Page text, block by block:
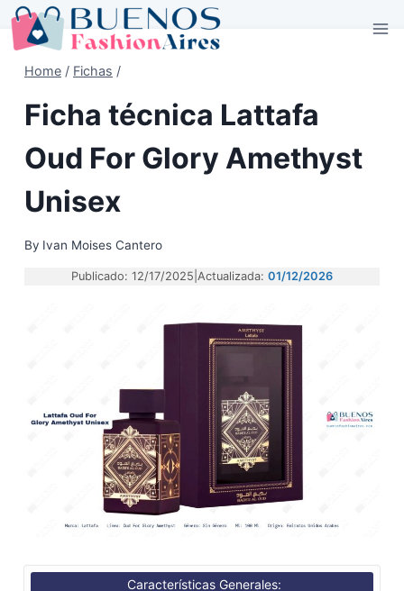
Skip
to
Home / Fichas /
Ficha técnica Lattafa
Oud For Glory Amethyst
Unisex
By Ivan Moises Cantero
Publicado: 12/17/2025 Actualizada: 01/12/2026
Características Generales: